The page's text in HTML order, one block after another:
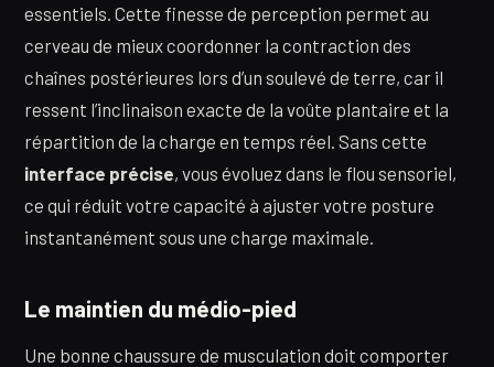
essentiels. Cette finesse de perception permet au
cerveau de mieux coordonner la contraction des
chaînes postérieures lors d’un soulevé de terre, car il
ressent l’inclinaison exacte de la voûte plantaire et la
répartition de la charge en temps réel. Sans cette
interface précise, vous évoluez dans le flou sensoriel,
ce qui réduit votre capacité à ajuster votre posture
instantanément sous une charge maximale.
Le maintien du médio-pied
Une bonne chaussure de musculation doit comporter